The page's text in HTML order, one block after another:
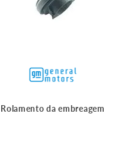
Rolamento da embreagem